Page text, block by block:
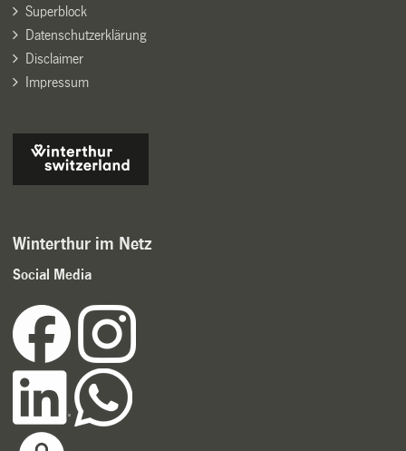
Superblock
Datenschutzerklärung
Disclaimer
Impressum
Winterthur im Netz
Social Media